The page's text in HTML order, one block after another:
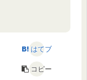
はてブ
コピー